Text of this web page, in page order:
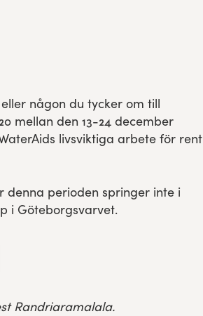
någon du tycker om till
mellan den 13-24 december
livsviktiga arbete för rent
denna perioden springer inte i
i Göteborgsvarvet.
Randriaramalala.